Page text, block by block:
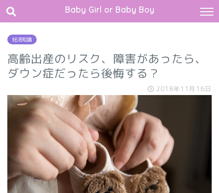
Baby Girl or Baby Boy
妊活知識
高齢出産のリスク、障害があったら、
ダウン症だったら後悔する？
2018年11月16日